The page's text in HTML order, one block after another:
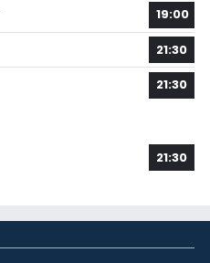
19:00
21:30
21:30
21:30